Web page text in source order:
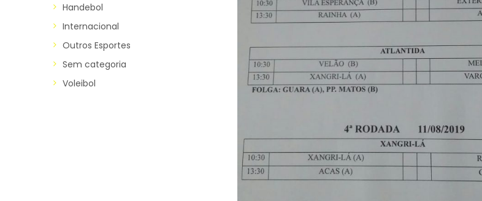
Handebol
Internacional
Outros Esportes
Sem categoria
Voleibol